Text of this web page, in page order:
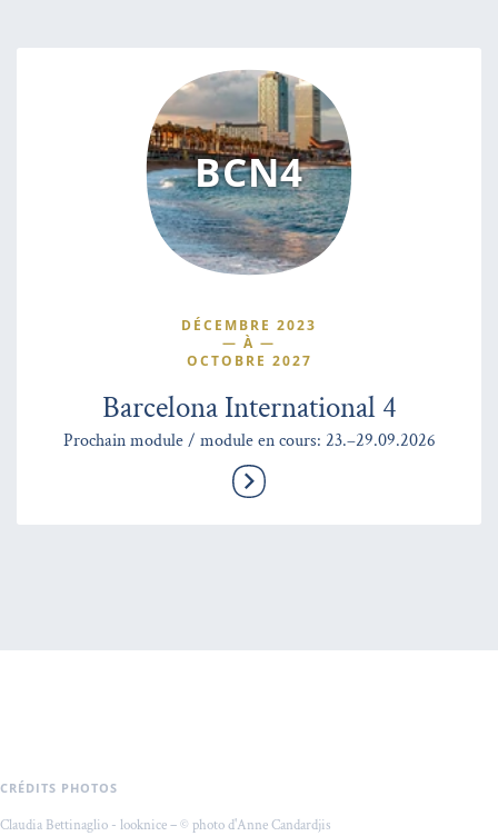
BCN4
DÉCEMBRE 2023
— À —
OCTOBRE 2027
Barcelona International 4
Prochain module / module en cours: 23.–29.09.2026
CRÉDITS PHOTOS
Claudia Bettinaglio - looknice – © photo d'Anne Candardjis